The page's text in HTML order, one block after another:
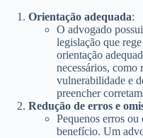
Orientação adequada:
O advogado
legislação que
orientação
necessários, como
vulnerabilidade e
preencher
Redução de erros e
Pequenos erros ou
benefício. Um